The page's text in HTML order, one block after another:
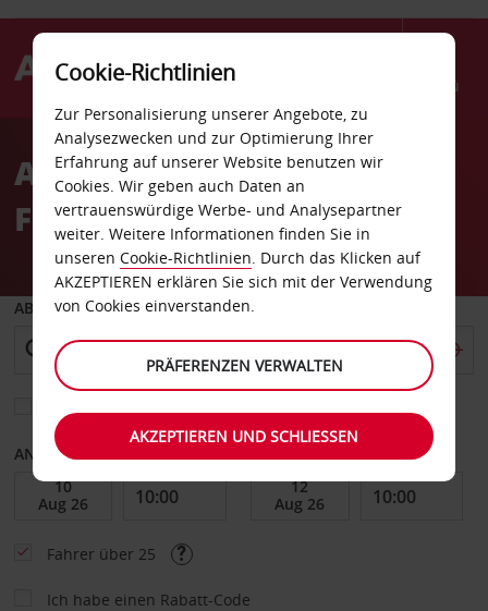
Menü
AvisAutovermietung Lde
Freitas
ABHOLEN VON
ANFANGSDATUM
Fahrer über 25
Ich habe einen Rabatt-Code
Cookie-Richtlinien
Zur Personalisierung unserer Angebote, zu
Analysezwecken und zur Optimierung Ihrer
Erfahrung auf unserer Website benutzen wir
Cookies. Wir geben auch Daten an
vertrauenswürdige Werbe- und Analysepartner
weiter. Weitere Informationen finden Sie in
unseren Cookie-Richtlinien. Durch das Klicken auf
AKZEPTIEREN erklären Sie sich mit der Verwendung
von Cookies einverstanden.
PRÄFERENZEN VERWALTEN
AKZEPTIEREN UND SCHLIESSEN